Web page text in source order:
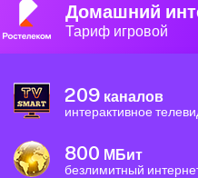
Домашний
Тариф игровой
209 каналов
интерактивное
800 МБит
безлимитный